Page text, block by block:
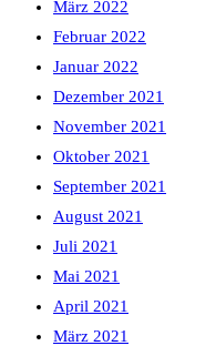
März 2022
Februar 2022
Januar 2022
Dezember 2021
November 2021
Oktober 2021
September 2021
August 2021
Juli 2021
Mai 2021
April 2021
März 2021